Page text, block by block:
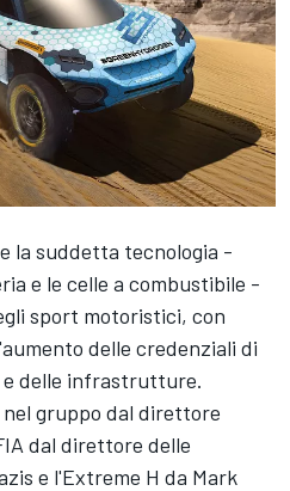
la suddetta tecnologia -
e le celle a combustibile -
sport motoristici, con
delle credenziali di
delle infrastrutture.
gruppo dal direttore
dal direttore delle
e l'Extreme H da Mark